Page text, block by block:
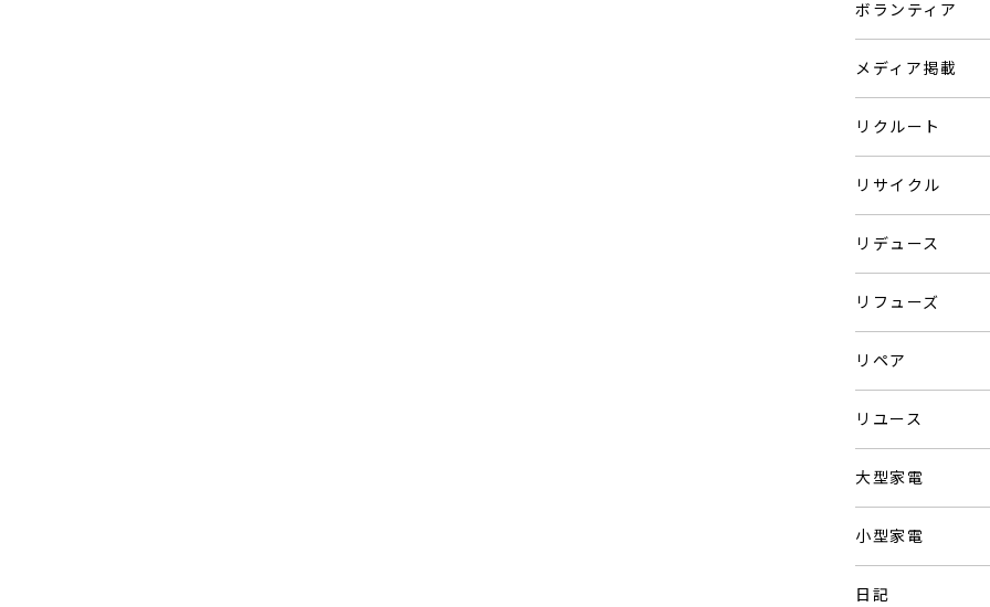
ボランティア
メディア掲載
リクルート
リサイクル
リデュース
リフューズ
リペア
リユース
大型家電
小型家電
日記